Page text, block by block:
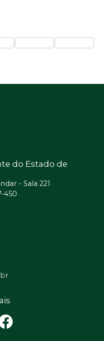
do Estado de
- Sala 221
450